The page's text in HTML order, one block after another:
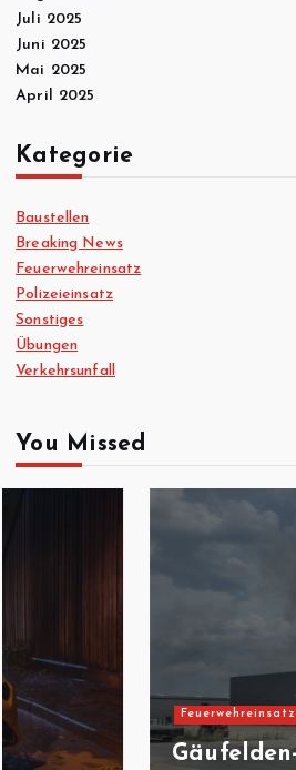
Juli 2025
Juni 2025
Mai 2025
April 2025
Kategorie
Baustellen
Breaking News
Feuerwehreinsatz
Polizeieinsatz
Sonstiges
Übungen
Verkehrsunfall
You Missed
Feuerwehreinsatz
Gäufelden-Nebringen: